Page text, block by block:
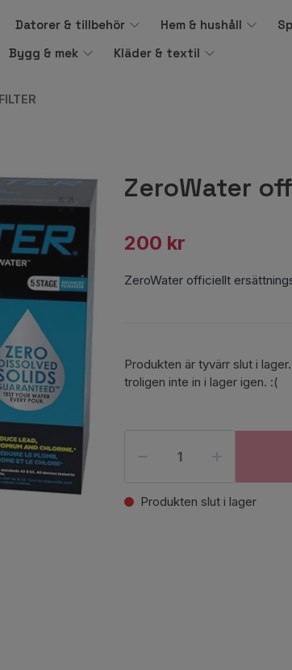
Datorer & tillbehör Hem & hushåll
Bygg & mek
Kläder & textil
ZeroWater
200 kr
ZeroWater officiellt
Produkten är tyvärr slut i
troligen inte in i lager igen. :(
Produkten slut i lager